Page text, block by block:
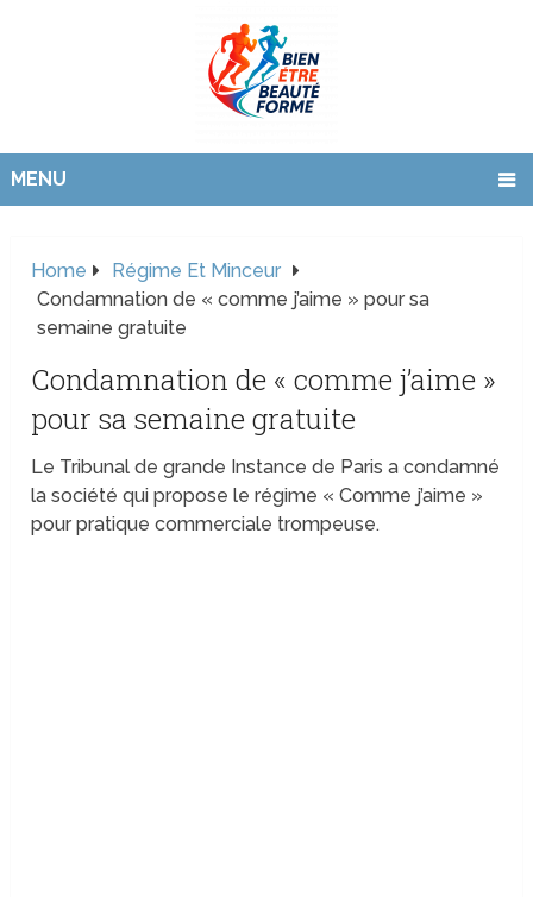
MENU
Home
Régime Et Minceur
Condamnation de « comme j’aime » pour sa
semaine gratuite
Condamnation de « comme j’aime »
pour sa semaine gratuite
Le Tribunal de grande Instance de Paris a condamné
la société qui propose le régime « Comme j’aime »
pour pratique commerciale trompeuse.